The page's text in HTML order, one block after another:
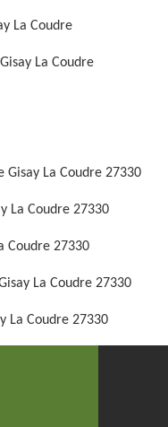
La Coudre
La Coudre
Gisay La Coudre 27330
La Coudre 27330
Coudre 27330
La Coudre 27330
La Coudre 27330